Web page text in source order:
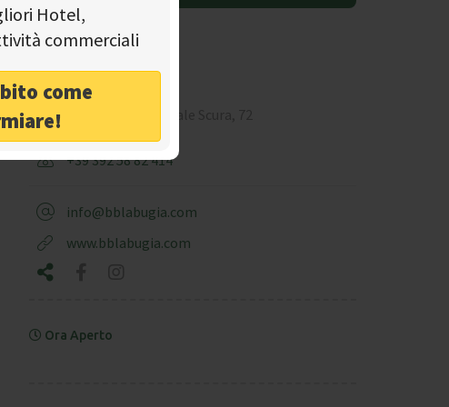
Hotel,
commerciali
come
Info
+39 392 58 82 414
info@bblabugia.com
www.bblabugia.com
Ora Aperto